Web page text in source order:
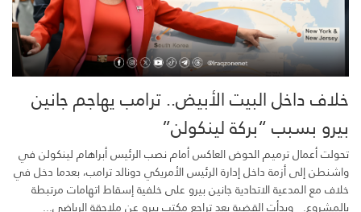
خلاف داخل البيت الأبيض.. ترامب يهاجم جانين
بيرو بسبب “بركة لينكولن”
تحولت أعمال ترميم الحوض العاكس أمام نصب الرئيس أبراهام لينكولن في
واشنطن إلى أزمة داخل إدارة الرئيس الأمريكي دونالد ترامب، بعدما دخل في
خلاف مع المدعية الاتحادية جانين بيرو على خلفية إسقاط اتهامات مرتبطة
بالمشروع. وبدأت القضية بعد تراجع مكتب بيرو عن ملاحقة الرياضي...